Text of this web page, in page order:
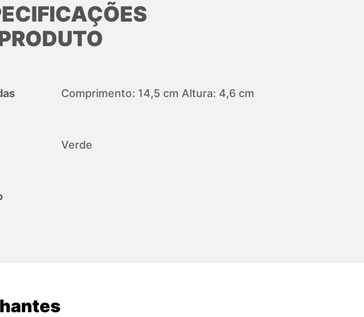
Comprimento: 14,5 cm Altura: 4,6 cm
Verde